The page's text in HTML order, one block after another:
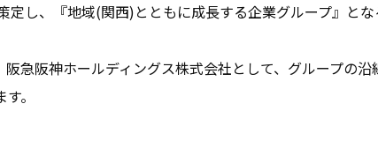
し、『地域(関西)とともに成長する企業グループ』と
急阪神ホールディングス株式会社として、グループの沿
。